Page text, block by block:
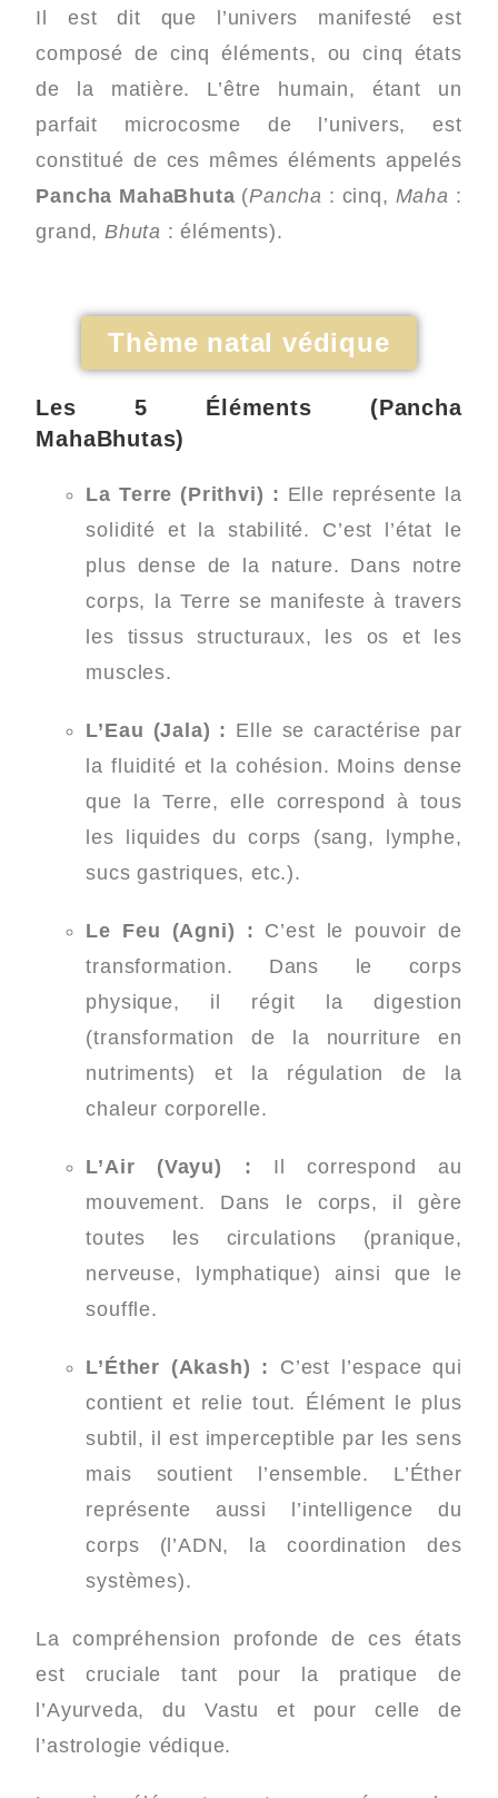
Il est dit que l’univers manifesté est
composé de cinq éléments, ou cinq états
de la matière. L’être humain, étant un
parfait microcosme de l’univers, est
constitué de ces mêmes éléments appelés
Pancha MahaBhuta (Pancha : cinq, Maha :
grand,Bhuta : éléments).
Thème natal védique
Les 5 Éléments (Pancha
MahaBhutas)
La Terre (Prithvi) : Elle représente la
solidité et la stabilité. C’est l’état le
plus dense de la nature. Dans notre
corps, la Terre se manifeste à travers
les tissus structuraux, les os et les
muscles.
L’Eau (Jala) : Elle se caractérise par
la fluidité et la cohésion. Moins dense
que la Terre, elle correspond à tous
les liquides du corps (sang, lymphe,
sucs gastriques, etc.).
Le Feu (Agni) : C’est le pouvoir de
transformation. Dans le corps
physique, il régit la digestion
(transformation de la nourriture en
nutriments) et la régulation de la
chaleur corporelle.
L’Air (Vayu) : Il correspond au
mouvement. Dans le corps, il gère
toutes les circulations (pranique,
nerveuse, lymphatique) ainsi que le
souffle.
L’Éther (Akash) :
C’est l’espace qui
contient et relie tout. Élément le plus
subtil, il est imperceptible par les sens
mais soutient l’ensemble. L’Éther
représente aussi l’intelligence du
corps (l’ADN, la coordination des
systèmes).
La compréhension profonde de ces états
est cruciale tant pour la pratique de
l’Ayurveda, du Vastu et pour celle de
l’astrologie védique.